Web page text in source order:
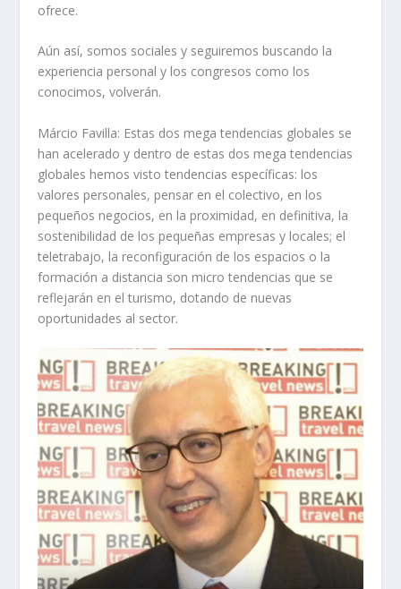
ofrece.
Aún así, somos sociales y seguiremos buscando la
experiencia personal y los congresos como los
conocimos, volverán.
Márcio Favilla: Estas dos mega tendencias globales se
han acelerado y dentro de estas dos mega tendencias
globales hemos visto tendencias específicas: los
valores personales, pensar en el colectivo, en los
pequeños negocios, en la proximidad, en definitiva, la
sostenibilidad de los pequeñas empresas y locales; el
teletrabajo, la reconfiguración de los espacios o la
formación a distancia son micro tendencias que se
reflejarán en el turismo, dotando de nuevas
oportunidades al sector.